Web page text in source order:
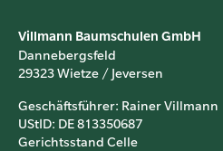
Villmann Baumschulen GmbH
Dannebergsfeld
29323 Wietze / Jeversen
Geschäftsführer: Rainer Villmann
UStID: DE 813350687
Gerichtsstand Celle